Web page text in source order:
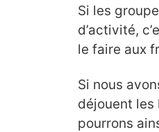
Si les
d’activité,
le faire aux
Si nous
déjouent les
pourrons